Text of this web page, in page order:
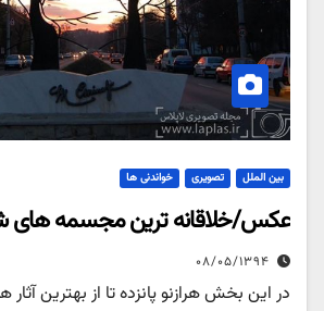
بین الملل تصویری خواندنی ها
عکس/خلاقانه ترین مجسمه های
۰۸/۰۵/۱۳۹۴
در این بخش هرازنو پانزده تا از بهترین